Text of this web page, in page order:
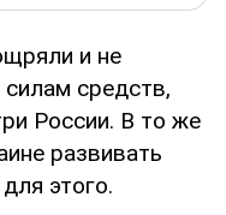
и не
средств,
России. В то же
развивать
этого.